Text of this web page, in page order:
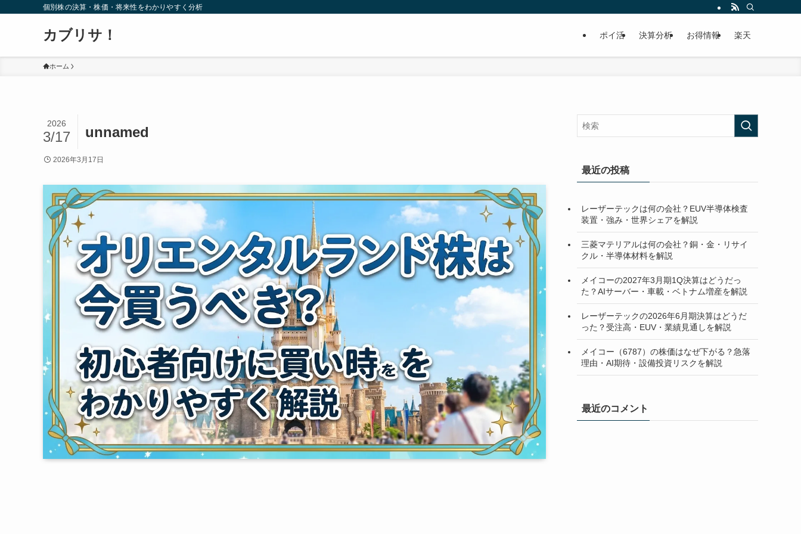
個別株の決算・株価・将来性をわかりやすく分析
カブリサ！ ポイ活 決算分析 お得情報 楽天
ホーム
unnamed
2026
3/17
2026年3月17日
最近の投稿
レーザーテックは何の会社？EUV半導体検査
装置・強み・世界シェアを解説
三菱マテリアルは何の会社？銅・金・リサイ
クル・半導体材料を解説
メイコーの2027年3月期1Q決算はどうだっ
た？AIサーバー・車載・ベトナム増産を解説
レーザーテックの2026年6月期決算はどうだ
った？受注高・EUV・業績見通しを解説
メイコー（6787）の株価はなぜ下がる？急落
理由・AI期待・設備投資リスクを解説
最近のコメント